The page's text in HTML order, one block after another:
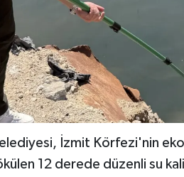
İzmit Körfezi'nin
12 derede düzenli su